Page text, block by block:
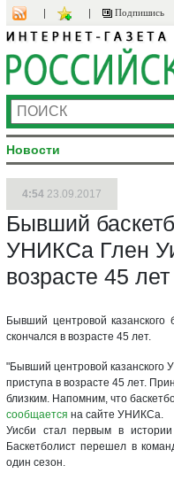
Подпишись
Новости
4:54 23.09.2017
Бывший
УНИКСа Глен
возрасте 45 лет
Бывший центровой
скончался в возрасте 45 лет.
"Бывший центровой казанского
приступа в возрасте 45 лет.
близким. Напомним, что
сообщается на сайте УНИКСа.
Уисби стал первым в
Баскетболист перешел в
один сезон.